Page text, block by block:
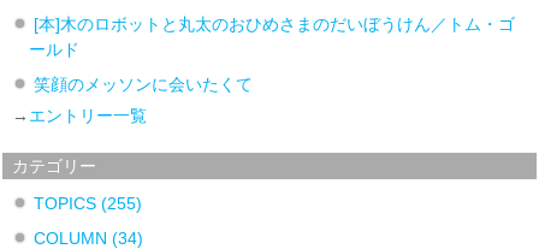
[本]木のロボットと丸太のおひめさまのだいぼうけん／トム・ゴ
ールド
笑顔のメッソンに会いたくて
→ エントリー一覧
カテゴリー
TOPICS (255)
COLUMN (34)